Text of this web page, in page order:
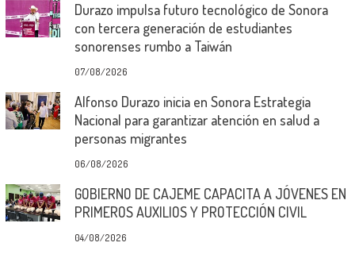
Durazo impulsa futuro tecnológico de Sonora
con tercera generación de estudiantes
sonorenses rumbo a Taiwán
07/08/2026
Alfonso Durazo inicia en Sonora Estrategia
Nacional para garantizar atención en salud a
personas migrantes
06/08/2026
GOBIERNO DE CAJEME CAPACITA A JÓVENES EN
PRIMEROS AUXILIOS Y PROTECCIÓN CIVIL
04/08/2026